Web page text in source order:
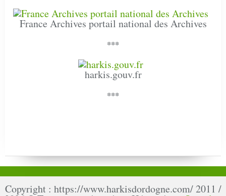
France Archives portail national des Archives
***
harkis.gouv.fr
***
Copyright : https://www.harkisdordogne.com/ 2011 /